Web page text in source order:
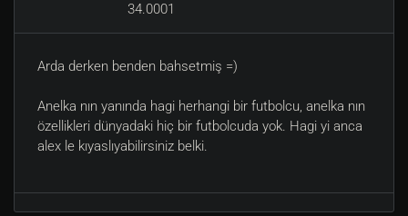
34.0001
Arda derken benden bahsetmiş =)
Anelka nın yanında hagi herhangi bir futbolcu, anelka nın
özellikleri dünyadaki hiç bir futbolcuda yok. Hagi yi anca
alex le kıyaslıyabilirsiniz belki.